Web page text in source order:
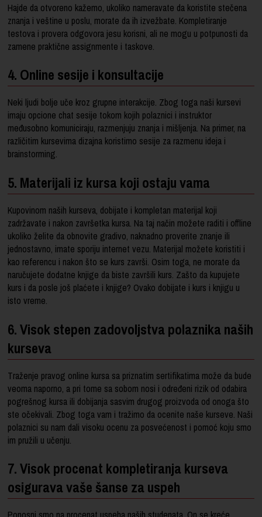
Hajde da otvoreno kažemo, ukoliko nameravate da koristite stečena
znanja i veštine u poslu, morate da ih izvežbate. Kompletiranje
testova i provera odgovora jesu korisni, ali ne mogu u potpunosti da
zamene praktične assignmente i taskove.
4. Online sesije i konsultacije
Neki ljudi bolje uče kroz grupne interakcije. Zbog toga naši kursevi
imaju opcione chat sesije tokom kojih polaznici i instruktor
međusobno komuniciraju, razmenjuju znanja i mišljenja. Na primer, na
različitim kursevima dizajna koristimo sesije za razmenu ideja i
brainstorming.
5. Materijali iz kursa koji ostaju vama
Kupovinom naših kurseva, dobijate i kompletan materijal koji
zadržavate i nakon završetka kursa. Na taj način možete raditi i offline
ukoliko želite da obnovite gradivo, naknadno proverite znanje ili
jednostavno, imate sporiju internet vezu. Materijal možete koristiti i
kao referencu i nakon što se kurs završi. Osim toga, ne morate da
naručujete dodatne knjige da biste završili kurs. Zašto da kupujete
kurs i da posle još plaćete i knjige? Ovako dobijate i kurs i knjigu u
isto vreme.
6. Visok stepen zadovoljstva polaznika naših
kurseva
Traženje pravog online kursa sa priznatim sertifikatima može da bude
veoma naporno, a pri tome sa sobom nosi i određeni rizik od odabira
pogrešnog kursa ili dobijanja sasvim drugog proizvoda od onoga što
ste očekivali. Zbog toga vam i tražimo da ocenite naše kurseve. Naši
polaznici su nam dali visoku ocenu za posvećenost i pomoć koju smo
im pružili u učenju.
7. Visok procenat kompletiranja kurseva
osigurava vaše šanse za uspeh